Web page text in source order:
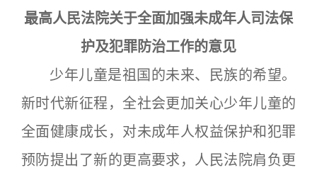
最高人民法院关于全面加强未成年人司法保
护及犯罪防治工作的意见
少年儿童是祖国的未来、民族的希望。
新时代新征程，全社会更加关心少年儿童的
全面健康成长，对未成年人权益保护和犯罪
预防提出了新的更高要求，人民法院肩负更